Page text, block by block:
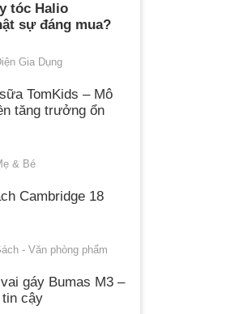
tóc Halio
sự đáng mua?
Gia Dụng
TomKids – Mô
tăng trưởng ổn
& Bé
Cambridge 18
- Văn phòng phẩm
gáy Bumas M3 –
tin cậy